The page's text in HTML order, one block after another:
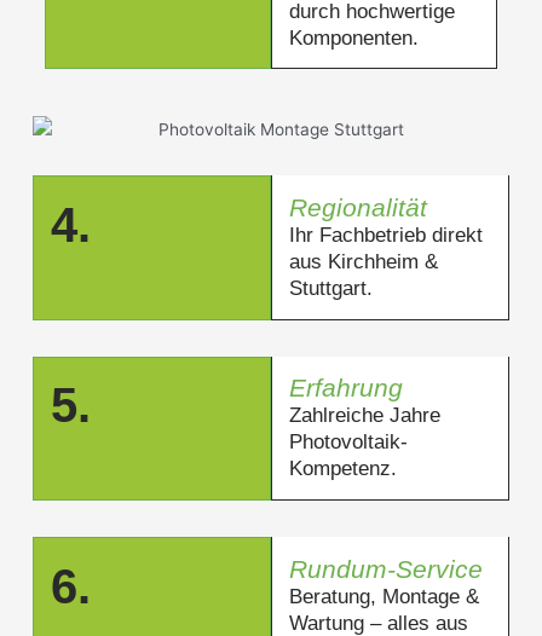
durch hochwertige
Komponenten.
4. Regionalität
Ihr Fachbetrieb direkt
aus Kirchheim &
Stuttgart.
5. Erfahrung
Zahlreiche Jahre
Photovoltaik-
Kompetenz.
6. Rundum-Service
Beratung, Montage &
Wartung – alles aus